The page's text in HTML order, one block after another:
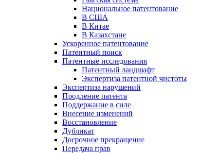
Национальное патентование
В США
В Китае
В Казахстане
Ускоренное патентование
Патентный поиск
Патентные исследования
Патентный ландшафт
Экспертиза патентной чистоты
Экспертиза нарушений
Продление патента
Поддержание в силе
Внесение изменений
Восстановление
Дубликат
Досрочное прекращение
Передача прав